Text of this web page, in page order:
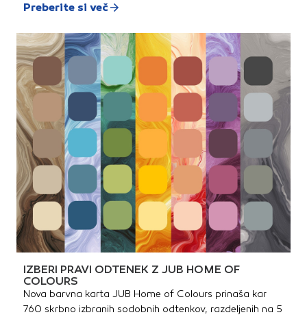
Preberite si več
IZBERI PRAVI ODTENEK Z JUB HOME OF
COLOURS
Nova barvna karta JUB Home of Colours prinaša kar
760 skrbno izbranih sodobnih odtenkov, razdeljenih na 5